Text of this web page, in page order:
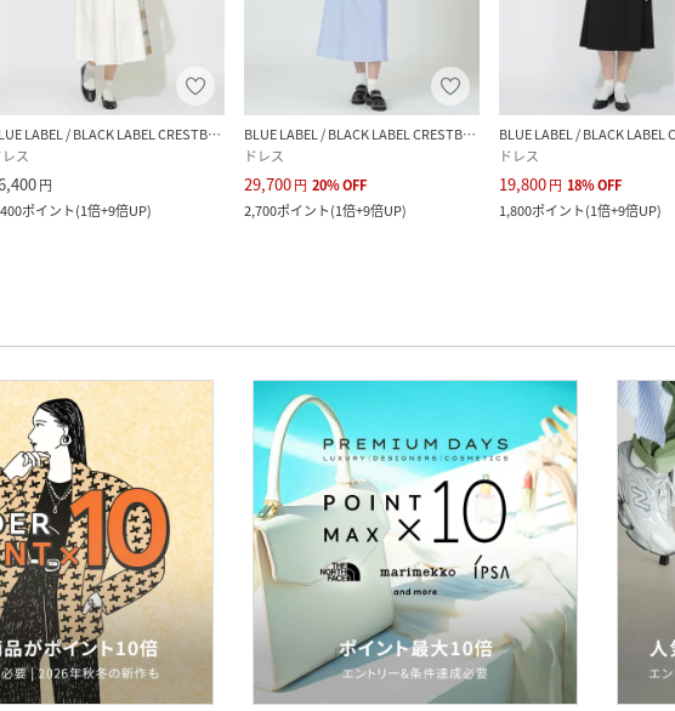
BLUE LABEL / BLACK LABEL CRESTBRIDGE
レス
円
ポイント(1倍+9倍UP)
BLUE LABEL / BLACK LABEL CRESTBRIDGE
ドレス
29,700円 20%OFF
2,700ポイント(1倍+9倍UP)
ドレス
19,800円 18%OFF
1,800ポイント(1倍+9倍UP)